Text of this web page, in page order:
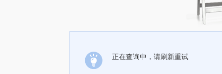
正在查询中，请刷新重试